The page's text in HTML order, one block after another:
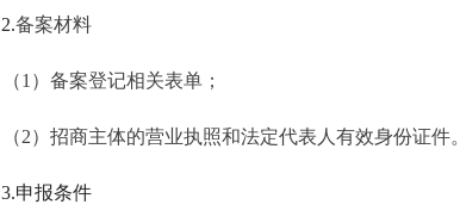
2.备案材料
（1）备案登记相关表单；
（2）招商主体的营业执照和法定代表人有效身份证件。
3.申报条件